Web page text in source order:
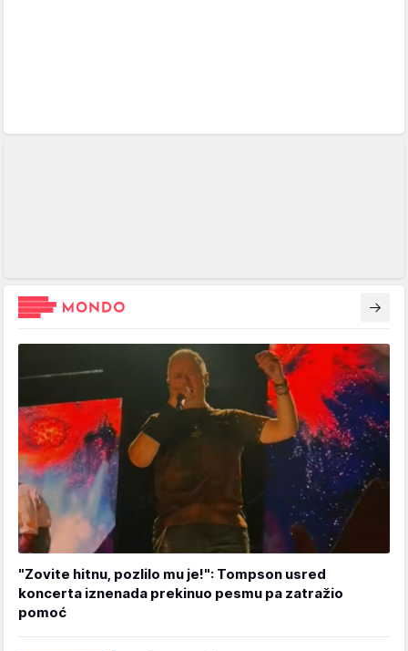
"Zovite hitnu, pozlilo mu je!": Tompson usred
koncerta iznenada prekinuo pesmu pa zatražio
pomoć